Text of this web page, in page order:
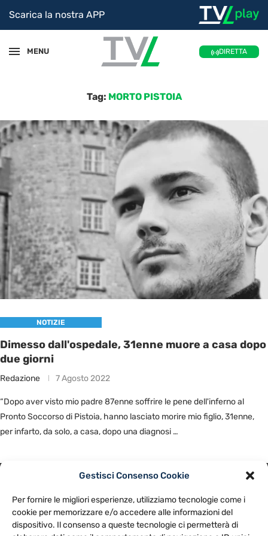
Gestisci Consenso Cookie
Per fornire le migliori esperienze, utilizziamo tecnologie come i
cookie per memorizzare e/o accedere alle informazioni del
dispositivo. Il consenso a queste tecnologie ci permetterà di
Scarica la nostra APP
MENU DIRETTA
Tag: MORTO PISTOIA
NOTIZIE
Dimesso dall'ospedale, 31enne muore a casa dopo
due giorni
Redazione 7 Agosto 2022
“Dopo aver visto mio padre 87enne soffrire le pene dell'inferno al
Pronto Soccorso di Pistoia, hanno lasciato morire mio figlio, 31enne,
per infarto, da solo, a casa, dopo una diagnosi …
NOTE LEGALI
CONTATTACI PREFERENZE